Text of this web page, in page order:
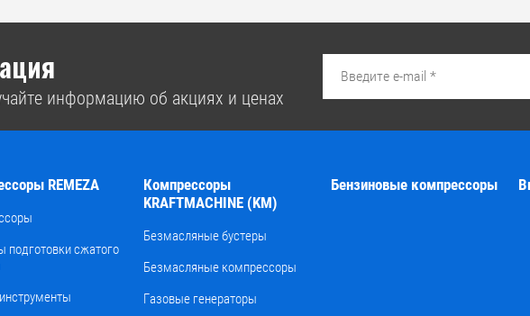
информацию об акциях и ценах
REMEZA
подготовки сжатого
Компрессоры
KRAFTMACHINE (KM)
Безмасляные бустеры
Безмасляные компрессоры
Газовые генераторы
Бензиновые компрессоры